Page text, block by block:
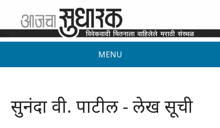
MENU
सुनंदा वी. पाटील - लेख सूची